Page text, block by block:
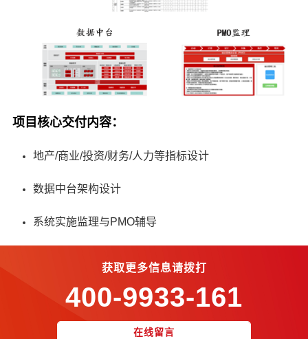
项目核心交付内容：
地产/商业/投资/财务/人力等指标设计
数据中台架构设计
系统实施监理与PMO辅导
获取更多信息请拨打
400-9933-161
在线留言